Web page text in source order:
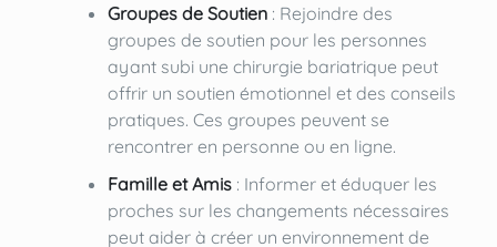
Groupes de Soutien: Rejoindre des
groupes de soutien pour les personnes
ayant subi une chirurgie bariatrique peut
offrir un soutien émotionnel et des conseils
pratiques. Ces groupes peuvent se
rencontrer en personne ou en ligne.
Famille et Amis: Informer et éduquer les
proches sur les changements nécessaires
peut aider à créer un environnement de